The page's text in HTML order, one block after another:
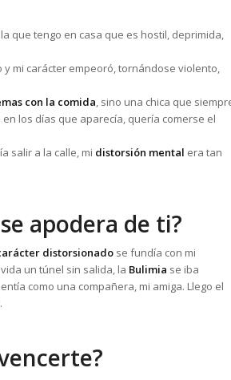
que tengo en casa que es hostil, deprimida,
mi carácter empeoró, tornándose violento,
con la comida, sino una chica que
los días que aparecía, quería comerse el
salir a la calle, mi distorsión mental era tan
apodera de ti?
distorsionado se fundía con mi
un túnel sin salida, la Bulimia se iba
como una compañera, mi amiga. Llego el